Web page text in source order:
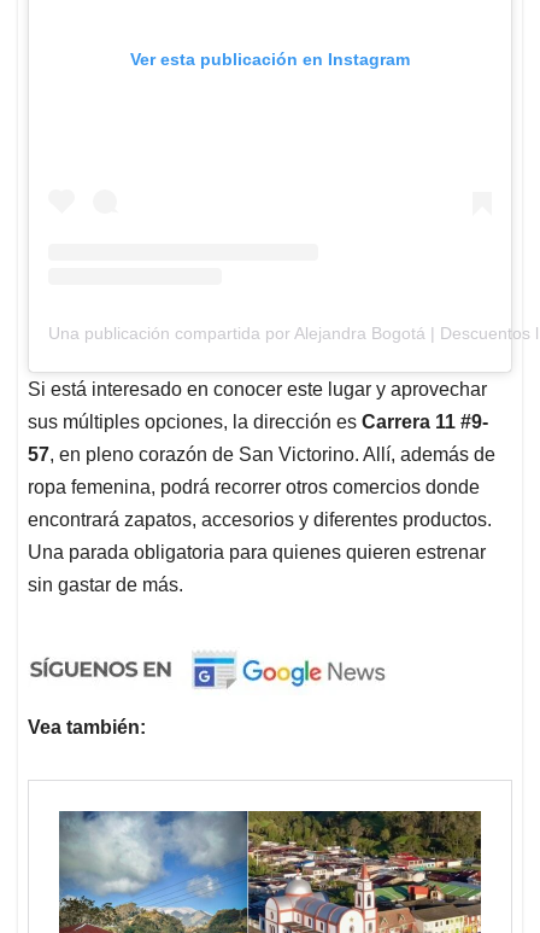
Ver esta publicación en Instagram
Una publicación compartida por Alejandra Bogotá |
Si está interesado en conocer este lugar y aprovechar
sus múltiples opciones, la dirección es Carrera 11 #9-
57, en pleno corazón de San Victorino. Allí, además de
ropa femenina, podrá recorrer otros comercios donde
encontrará zapatos, accesorios y diferentes productos.
Una parada obligatoria para quienes quieren estrenar
sin gastar de más.
Vea también: